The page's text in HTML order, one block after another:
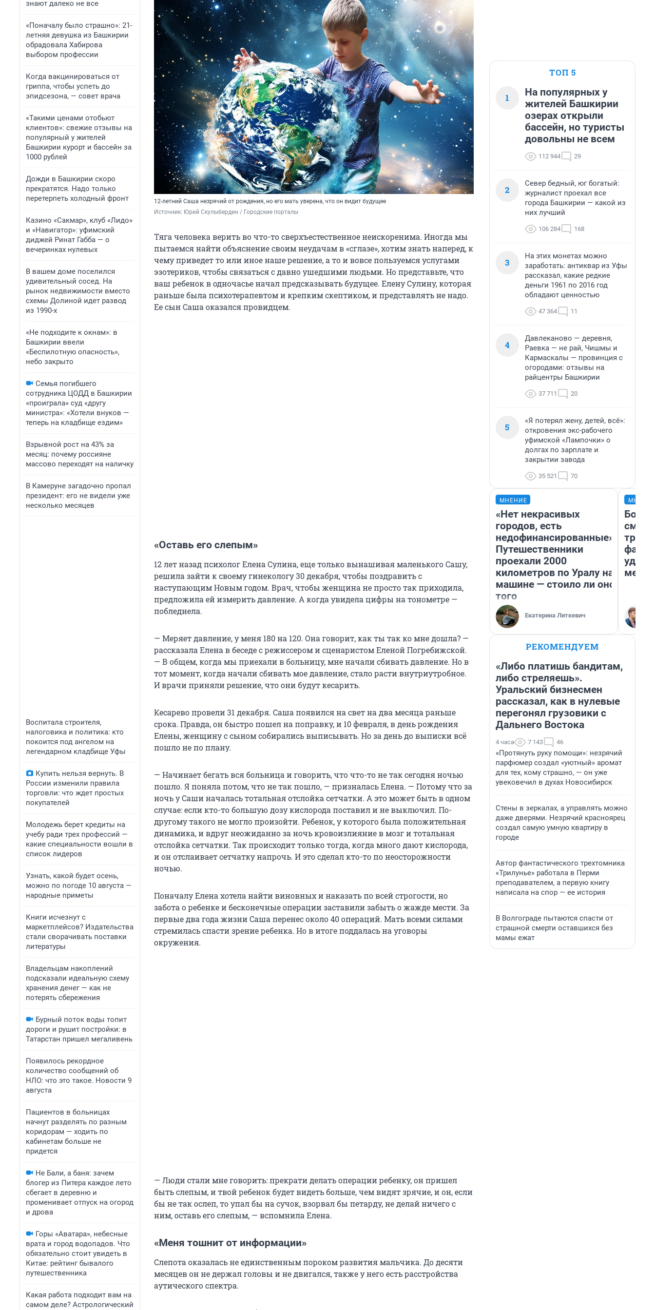
знают далеко не все
«Поначалу было страшно»: 21-
летняя девушка из Башкирии
обрадовала Хабирова
выбором профессии
Когда вакцинироваться от
гриппа, чтобы успеть до
эпидсезона, — совет врача
«Такими ценами отобьют
клиентов»: свежие отзывы на
популярный у жителей
Башкирии курорт и бассейн за
1000 рублей
Дожди в Башкирии скоро
прекратятся. Надо только
перетерпеть холодный фронт
Казино «Сакмар», клуб «Лидо»
и «Навигатор»: уфимский
диджей Ринат Габба — о
вечеринках нулевых
В вашем доме поселился
удивительный сосед. На
рынок недвижимости вместо
схемы Долиной идет развод
из 1990-х
«Не подходите к окнам»: в
Башкирии ввели
«Беспилотную опасность»,
небо закрыто
Семья погибшего
сотрудника ЦОДД в Башкирии
«проиграла» суд «другу
министра»: «Хотели внуков —
теперь на кладбище ездим»
Взрывной рост на 43% за
месяц: почему россияне
массово переходят на наличку
В Камеруне загадочно пропал
президент: его не видели уже
несколько месяцев
Воспитала строителя,
налоговика и политика: кто
покоится под ангелом на
легендарном кладбище Уфы
Купить нельзя вернуть. В
России изменили правила
торговли: что ждет простых
покупателей
Молодежь берет кредиты на
учебу ради трех профессий —
какие специальности вошли в
список лидеров
Узнать, какой будет осень,
можно по погоде 10 августа —
народные приметы
Книги исчезнут с
маркетплейсов? Издательства
стали сворачивать поставки
литературы
Владельцам накоплений
подсказали идеальную схему
хранения денег — как не
потерять сбережения
Бурный поток воды топит
дороги и рушит постройки: в
Татарстан пришел мегаливень
Появилось рекордное
количество сообщений об
НЛО: что это такое. Новости 9
августа
Пациентов в больницах
начнут разделять по разным
коридорам — ходить по
кабинетам больше не
придется
Не Бали, а баня: зачем
блогер из Питера каждое лето
сбегает в деревню и
променивает отпуск на огород
и дрова
Горы «Аватара», небесные
врата и город водопадов. Что
обязательно стоит увидеть в
Китае: рейтинг бывалого
путешественника
Какая работа подходит вам на
самом деле? Астрологический
12-летний Саша незрячий от рождения, но его мать уверена, что он видит будущее
Источник: Юрий Скулыбердин / Городские порталы
Тяга человека верить во что-то сверхъестественное неискоренима. Иногда мы
пытаемся найти объяснение своим неудачам в «сглазе», хотим знать наперед, к
чему приведет то или иное наше решение, а то и вовсе пользуемся услугами
эзотериков, чтобы связаться с давно ушедшими людьми. Но представьте, что
ваш ребенок в одночасье начал предсказывать будущее. Елену Сулину, которая
раньше была психотерапевтом и крепким скептиком, и представлять не надо.
Ее сын Саша оказался провидцем.
«Оставь его слепым»
12 лет назад психолог Елена Сулина, еще только вынашивая маленького Сашу,
решила зайти к своему гинекологу 30 декабря, чтобы поздравить с
наступающим Новым годом. Врач, чтобы женщина не просто так приходила,
предложила ей измерить давление. А когда увидела цифры на тонометре —
побледнела.
— Меряет давление, у меня 180 на 120. Она говорит, как ты так ко мне дошла? —
рассказала Елена в беседе с режиссером и сценаристом Еленой Погребижской.
— В общем, когда мы приехали в больницу, мне начали сбивать давление. Но в
тот момент, когда начали сбивать мое давление, стало расти внутриутробное.
И врачи приняли решение, что они будут кесарить.
Кесарево провели 31 декабря. Саша появился на свет на два месяца раньше
срока. Правда, он быстро пошел на поправку, и 10 февраля, в день рождения
Елены, женщину с сыном собирались выписывать. Но за день до выписки всё
пошло не по плану.
— Начинает бегать вся больница и говорить, что что-то не так сегодня ночью
пошло. Я поняла потом, что не так пошло, — призналась Елена. — Потому что за
ночь у Саши началась тотальная отслойка сетчатки. А это может быть в одном
случае: если кто-то большую дозу кислорода поставил и не выключил. По-
другому такого не могло произойти. Ребенок, у которого была положительная
динамика, и вдруг неожиданно за ночь кровоизлияние в мозг и тотальная
отслойка сетчатки. Так происходит только тогда, когда много дают кислорода,
и он отслаивает сетчатку напрочь. И это сделал кто-то по неосторожности
ночью.
Поначалу Елена хотела найти виновных и наказать по всей строгости, но
забота о ребенке и бесконечные операции заставили забыть о жажде мести. За
первые два года жизни Саша перенес около 40 операций. Мать всеми силами
стремилась спасти зрение ребенка. Но в итоге поддалась на уговоры
окружения.
— Люди стали мне говорить: прекрати делать операции ребенку, он пришел
быть слепым, и твой ребенок будет видеть больше, чем видят зрячие, и он, если
бы не так ослеп, то упал бы на сучок, взорвал бы петарду, не делай ничего с
ним, оставь его слепым, — вспомнила Елена.
«Меня тошнит от информации»
Слепота оказалась не единственным пороком развития мальчика. До десяти
месяцев он не держал головы и не двигался, также у него есть расстройства
аутического спектра.
ТОП 5
1
На популярных у
жителей Башкирии
озерах открыли
бассейн, но туристы
довольны не всем
112 944 29
2
Север бедный, юг богатый:
журналист проехал все
города Башкирии — какой из
них лучший
106 284 168
3
На этих монетах можно
заработать: антиквар из Уфы
рассказал, какие редкие
деньги 1961 по 2016 год
обладают ценностью
47 364 11
4
Давлеканово — деревня,
Раевка — не рай, Чишмы и
Кармаскалы — провинция с
огородами: отзывы на
райцентры Башкирии
37 711 20
5
«Я потерял жену, детей, всё»:
откровения экс-рабочего
уфимской «Лампочки» о
долгах по зарплате и
закрытии завода
35 521 70
МНЕНИЕ
«Нет некрасивых
городов, есть
недофинансированные».
Путешественники
проехали 2000
километров по Уралу на
машине — стоило ли оно
того
Екатерина Литкевич
месте
РЕКОМЕНДУЕМ
«Либо платишь бандитам,
либо стреляешь».
Уральский бизнесмен
рассказал, как в нулевые
перегонял грузовики с
Дальнего Востока
4 часа 7 143 46
«Протянуть руку помощи»: незрячий
парфюмер создал «уютный» аромат
для тех, кому страшно, — он уже
увековечил в духах Новосибирск
Стены в зеркалах, а управлять можно
даже дверями. Незрячий красноярец
создал самую умную квартиру в
городе
Автор фантастического трехтомника
«Трилунье» работала в Перми
преподавателем, а первую книгу
написала на спор — ее история
В Волгограде пытаются спасти от
страшной смерти оставшихся без
мамы ежат